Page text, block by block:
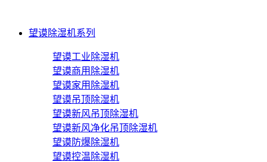
望谟除湿机系列
望谟工业除湿机
望谟商用除湿机
望谟家用除湿机
望谟吊顶除湿机
望谟新风吊顶除湿机
望谟新风净化吊顶除湿机
望谟防爆除湿机
望谟控温除湿机